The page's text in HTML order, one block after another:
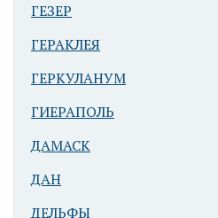
Иерусалим.
Арка римского
времени -
ныне часть
ГЕЗЕР
ГЕРАКЛЕЯ
ГЕРКУЛАНУМ
ГИЕРАПОЛЬ
ДАМАСК
ДАН
ДЕЛЬФЫ